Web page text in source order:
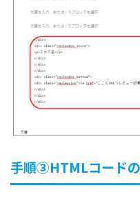
手順③HTMLコード